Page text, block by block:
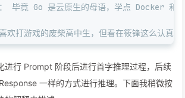
毕竟 Go 是云原生的母语，学点 Docker 和
欢打游戏的废柴高中生，但看在筱锋这么认真
进行 Prompt 阶段后进行首字推理过程，后续
一样的方式进行推理。下面我稍微按